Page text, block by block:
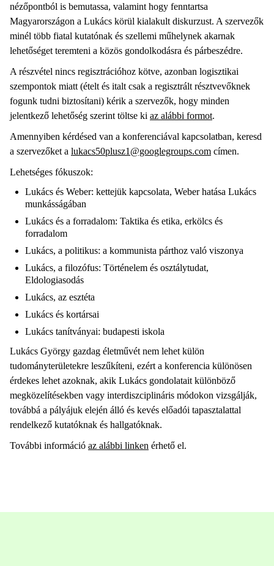
nézőpontból is bemutassa, valamint hogy fenntartsa
Magyarországon a Lukács körül kialakult diskurzust. A szervezők
minél több fiatal kutatónak és szellemi műhelynek akarnak
lehetőséget teremteni a közös gondolkodásra és párbeszédre.
A részvétel nincs regisztrációhoz kötve, azonban logisztikai
szempontok miatt (ételt és italt csak a regisztrált résztvevőknek
fogunk tudni biztosítani) kérik a szervezők, hogy minden
jelentkező lehetőség szerint töltse ki az alábbi formot.
Amennyiben kérdésed van a konferenciával kapcsolatban, keresd
a szervezőket a lukacs50plusz1@googlegroups.com címen.
Lehetséges fókuszok:
Lukács és Weber: kettejük kapcsolata, Weber hatása Lukács
munkásságában
Lukács és a forradalom: Taktika és etika, erkölcs és
forradalom
Lukács, a politikus: a kommunista párthoz való viszonya
Lukács, a filozófus: Történelem és osztálytudat,
Eldologiasodás
Lukács, az esztéta
Lukács és kortársai
Lukács tanítványai: budapesti iskola
Lukács György gazdag életművét nem lehet külön
tudományterületekre leszűkíteni, ezért a konferencia különösen
érdekes lehet azoknak, akik Lukács gondolatait különböző
megközelítésekben vagy interdiszciplináris módokon vizsgálják,
továbbá a pályájuk elején álló és kevés előadói tapasztalattal
rendelkező kutatóknak és hallgatóknak.
További információ az alábbi linken érhető el.